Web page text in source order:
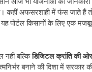
कहीं अफसरशाही में फंस जाते हैं
यह पोर्टल किसानों के लिए एक
नहीं बल्किडिजिटल क्रांति की
बनाने की दिशा में